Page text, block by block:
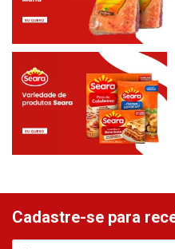
Cadastre-se para